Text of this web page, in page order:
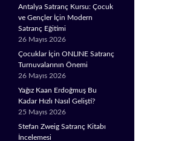
Antalya Satranç Kursu: Çocuk
ve Gençler İçin Modern
Satranç Eğitimi
26 Mayıs 2026
Çocuklar İçin ONLINE Satranç
Turnuvalarının Önemi
26 Mayıs 2026
Yağız Kaan Erdoğmuş Bu
Kadar Hızlı Nasıl Gelişti?
25 Mayıs 2026
Stefan Zweig Satranç Kitabı
İncelemesi